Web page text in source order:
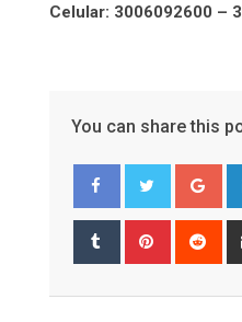
Celular: 3006092600 –
You can share this
Tumblr Pinterest